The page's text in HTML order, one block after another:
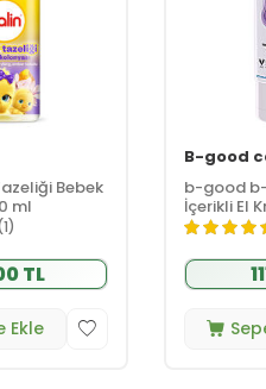
Bebek
ml
TL
Ekle
B-good
b-good
İçerikli El